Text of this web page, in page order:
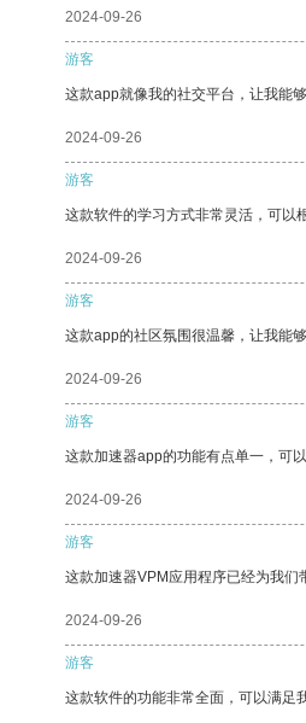
2024-09-26
游客
这款app就像我的社交平台，让我能
2024-09-26
游客
这款软件的学习方式非常灵活，可以
2024-09-26
游客
这款app的社区氛围很温馨，让我能
2024-09-26
游客
这款加速器app的功能有点单一，可
2024-09-26
游客
这款加速器VPM应用程序已经为我们
2024-09-26
游客
这款软件的功能非常全面，可以满足